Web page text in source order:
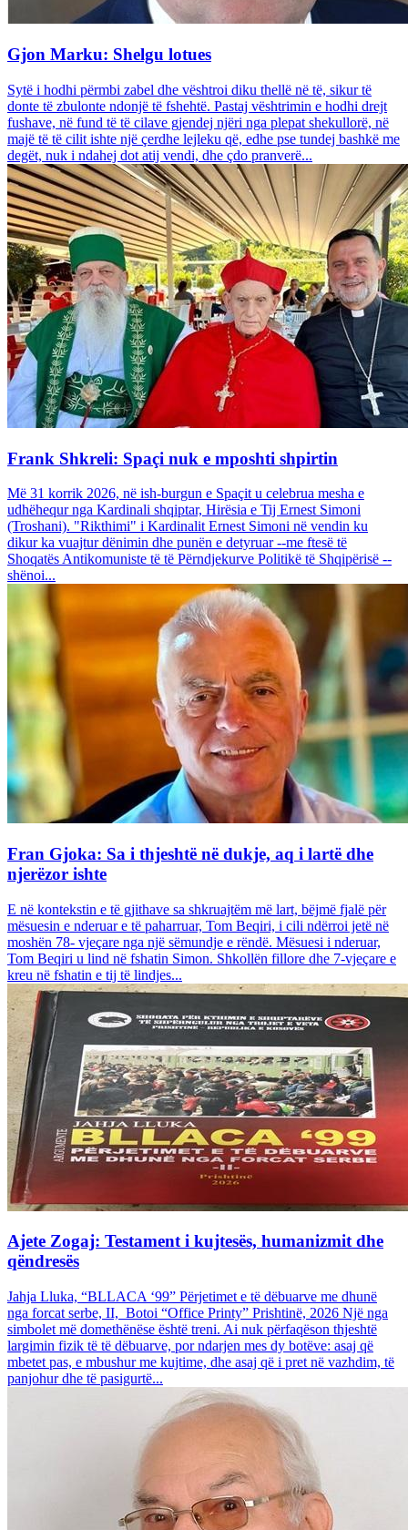
Gjon Marku: Shelgu lotues
Sytë i hodhi përmbi zabel dhe vështroi diku thellë në të, sikur të
donte të zbulonte ndonjë të fshehtë. Pastaj vështrimin e hodhi drejt
fushave, në fund të të cilave gjendej njëri nga plepat shekullorë, në
majë të të cilit ishte një çerdhe lejleku që, edhe pse tundej bashkë me
degët, nuk i ndahej dot atij vendi, dhe çdo pranverë...
Frank Shkreli: Spaçi nuk e mposhti shpirtin
Më 31 korrik 2026, në ish-burgun e Spaçit u celebrua mesha e
udhëhequr nga Kardinali shqiptar, Hirësia e Tij Ernest Simoni
(Troshani). "Rikthimi" i Kardinalit Ernest Simoni në vendin ku
dikur ka vuajtur dënimin dhe punën e detyruar --me ftesë të
Shoqatës Antikomuniste të të Përndjekurve Politikë të Shqipërisë --
shënoi...
Fran Gjoka: Sa i thjeshtë në dukje, aq i lartë dhe
njerëzor ishte
E në kontekstin e të gjithave sa shkruajtëm më lart, bëjmë fjalë për
mësuesin e nderuar e të paharruar, Tom Beqiri, i cili ndërroi jetë në
moshën 78- vjeçare nga një sëmundje e rëndë. Mësuesi i nderuar,
Tom Beqiri u lind në fshatin Simon. Shkollën fillore dhe 7-vjeçare e
kreu në fshatin e tij të lindjes...
Ajete Zogaj: Testament i kujtesës, humanizmit dhe
qëndresës
Jahja Lluka, “BLLACA ‘99” Përjetimet e të dëbuarve me dhunë
nga forcat serbe, II, Botoi “Office Printy” Prishtinë, 2026 Një nga
simbolet më domethënëse është treni. Ai nuk përfaqëson thjeshtë
largimin fizik të të dëbuarve, por ndarjen mes dy botëve: asaj që
mbetet pas, e mbushur me kujtime, dhe asaj që i pret në vazhdim, të
panjohur dhe të pasigurtë...